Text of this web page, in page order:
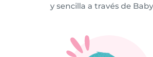
y sencilla a través de